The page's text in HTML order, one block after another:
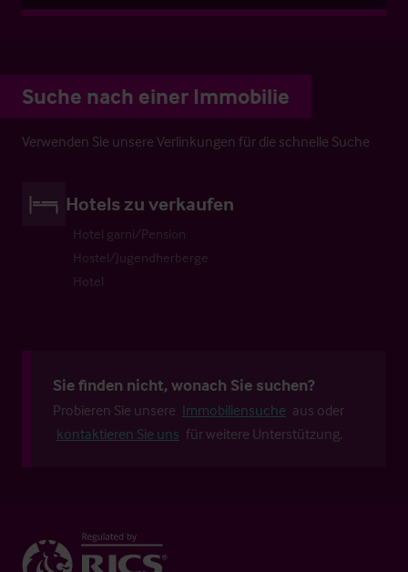
Suche nach einer Immobilie
Verwenden Sie unsere Verlinkungen für die schnelle Suche
Hotels zu verkaufen
Hotel garni/Pension
Hostel/Jugendherberge
Hotel
Sie finden nicht, wonach Sie suchen?
Probieren Sie unsere Immobiliensuche aus oder
kontaktieren Sie uns für weitere Unterstützung.